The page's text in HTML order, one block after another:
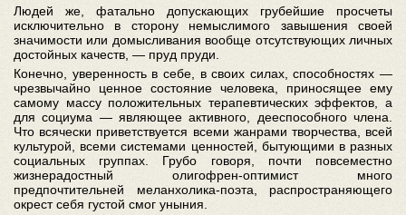
Людей же, фатально допускающих грубейшие просчеты
исключительно в сторону немыслимого завышения своей
значимости или домысливания вообще отсутствующих личных
достойных качеств, — пруд пруди.
Конечно, уверенность в себе, в своих силах, способностях —
чрезвычайно ценное состояние человека, приносящее ему
самому массу положительных терапевтических эффектов, а
для социума — являющее активного, дееспособного члена.
Что всячески приветствуется всеми жанрами творчества, всей
культурой, всеми системами ценностей, бытующими в разных
социальных группах. Грубо говоря, почти повсеместно
жизнерадостный олигофрен-оптимист много
предпочтительней меланхолика-поэта, распространяющего
окрест себя густой смог уныния.